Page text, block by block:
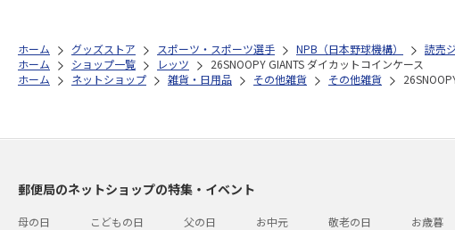
ホーム グッズストア スポーツ・スポーツ選手 NPB（日本野球機構） 読売
ホーム
ショップ一覧 レッツ
26SNOOPY GIANTS ダイカットコインケース
ホーム
ネットショップ 雑貨・日用品 その他雑貨 その他雑貨
郵便局のネットショップの特集・イベント
母の日 こどもの日 父の日 お中元 敬老の日 お歳暮